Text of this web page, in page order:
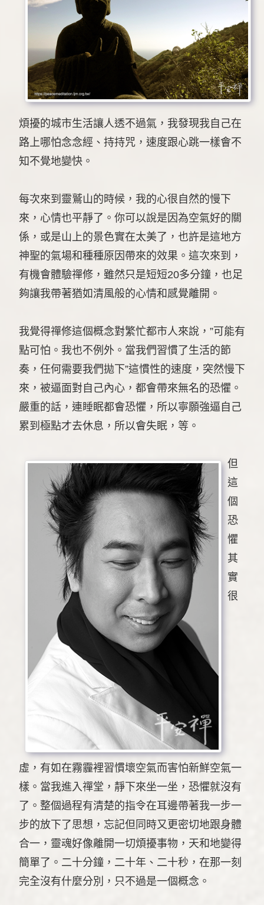
煩擾的城市生活讓人透不過氣，我發現我自己在
路上哪怕念念經、持持咒，速度跟心跳一樣會不
知不覺地變快。
每次來到靈鷲山的時候，我的心很自然的慢下
來，心情也平靜了。你可以說是因為空氣好的關
係，或是山上的景色實在太美了，也許是這地方
神聖的氣場和種種原因帶來的效果。這次來到，
有機會體驗禪修，雖然只是短短20多分鐘，也足
夠讓我帶著猶如清風般的心情和感覺離開。
我覺得禪修這個概念對繁忙都市人來說，”可能有
點可怕。我也不例外。當我們習慣了生活的節
奏，任何需要我們拋下”這慣性的速度，突然慢下
來，被逼面對自己內心，都會帶來無名的恐懼。
嚴重的話，連睡眠都會恐懼，所以寧願強逼自己
累到極點才去休息，所以會失眠，等。
但
這
個
恐
懼
其
實
很
虛，有如在霧霾裡習慣壞空氣而害怕新鮮空氣一
樣。當我進入禪堂，靜下來坐一坐，恐懼就沒有
了。整個過程有清楚的指令在耳邊帶著我一步一
步的放下了思想，忘記但同時又更密切地跟身體
合一，靈魂好像離開一切煩擾事物，天和地變得
簡單了。二十分鐘，二十年、二十秒，在那一刻
完全沒有什麼分別，只不過是一個概念。